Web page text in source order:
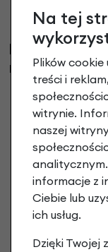
Klienci,
również
Na tej
Plików
treści i
witrynie.
naszej
informacje z
Ciebie lub
ich usług.
Dzięki Twojej